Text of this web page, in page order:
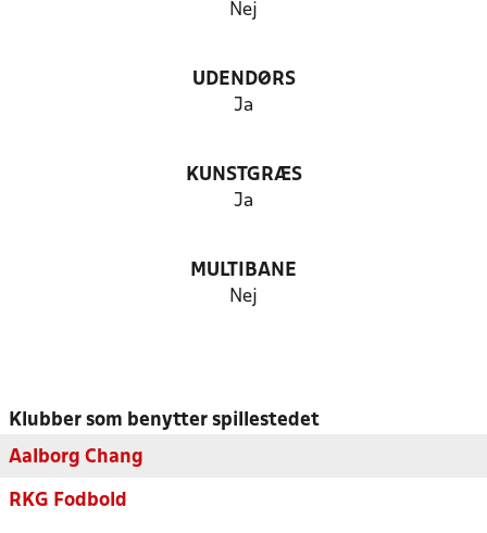
Nej
UDENDØRS
Ja
KUNSTGRÆS
Ja
MULTIBANE
Nej
Klubber som benytter spillestedet
Aalborg Chang
RKG Fodbold